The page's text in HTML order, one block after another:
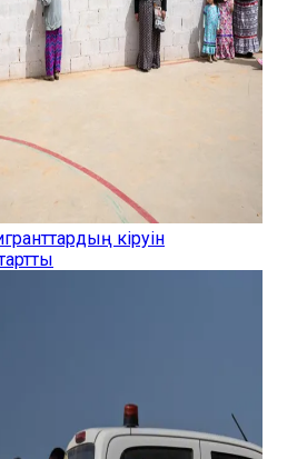
кіруін